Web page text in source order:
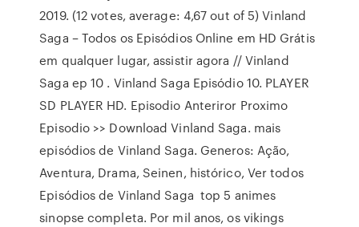
2019. (12 votes, average: 4,67 out of 5) Vinland
Saga – Todos os Episódios Online em HD Grátis
em qualquer lugar, assistir agora // Vinland
Saga ep 10 . Vinland Saga Episódio 10. PLAYER
SD PLAYER HD. Episodio Anteriror Proximo
Episodio >> Download Vinland Saga. mais
episódios de Vinland Saga. Generos: Ação,
Aventura, Drama, Seinen, histórico, Ver todos
Episódios de Vinland Saga top 5 animes
sinopse completa. Por mil anos, os vikings